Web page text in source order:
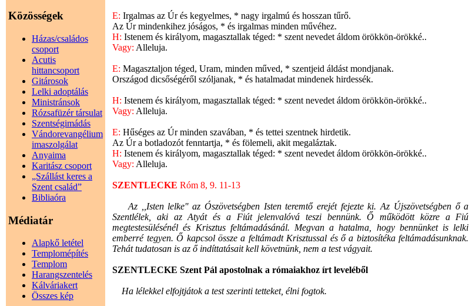
Közösségek
Házas/családos
csoport
Acutis
hittancsoport
Gitárosok
Lelki adoptálás
Ministránsok
Rózsafüzér társulat
Szentségimádás
Vándorevangélium
imaszolgálat
Anyaima
Karitász csoport
„Szállást keres a
Szent család”
Bibliaóra
Médiatár
Alapkő letétel
Templomépítés
Templom
Harangszentelés
Kálváriakert
Összes kép
E: Irgalmas az Úr és kegyelmes, * nagy irgalmú és hosszan tűrő.
Az Úr mindenkihez jóságos, * és irgalmas minden művéhez.
H: Istenem és királyom, magasztallak téged: * szent nevedet áldom örökkön-örökké..
Vagy: Alleluja.
E: Magasztaljon téged, Uram, minden műved, * szentjeid áldást mondjanak.
Országod dicsőségéről szóljanak, * és hatalmadat mindenek hirdessék.
H: Istenem és királyom, magasztallak téged: * szent nevedet áldom örökkön-örökké..
Vagy: Alleluja.
E: Hűséges az Úr minden szavában, * és tettei szentnek hirdetik.
Az Úr a botladozót fenntartja, * és fölemeli, akit megaláztak.
H: Istenem és királyom, magasztallak téged: * szent nevedet áldom örökkön-örökké..
Vagy: Alleluja.
SZENTLECKE Róm 8, 9. 11-13
Az ,,Isten lelke'' az Ószövetségben Isten teremtő erejét fejezte ki. Az Újszövetségben ő a
Szentlélek, aki az Atyát és a Fiút jelenvalóvá teszi bennünk. Ő működött közre a Fiú
megtestesülésénél és Krisztus feltámadásánál. Megvan a hatalma, hogy bennünket is lelki
emberré tegyen. Ő kapcsol össze a feltámadt Krisztussal és ő a biztosítéka feltámadásunknak.
Tehát tudatosan is az ő indíttatásait kell követnünk, nem a test vágyait.
SZENTLECKE Szent Pál apostolnak a rómaiakhoz írt leveléből
Ha lélekkel elfojtjátok a test szerinti tetteket, élni fogtok.